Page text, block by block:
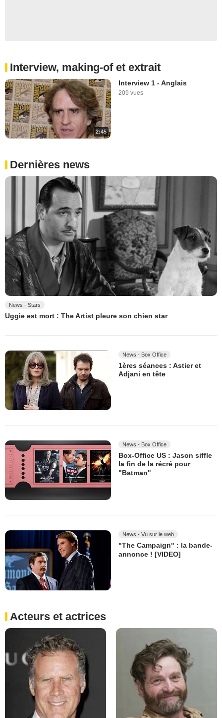
Interview, making-of et extrait
2:45
Interview 1 - Anglais
209 vues
Dernières news
News - Stars
Uggie est mort : The Artist pleure son chien star
News - Box Office
1ères séances : Astier et
Adjani en tête
News - Box Office
Box-Office US : Jason siffle
la fin de la récré pour
"Batman"
News - Vu sur le web
"The Campaign" : la bande-
annonce ! [VIDEO]
Acteurs et actrices